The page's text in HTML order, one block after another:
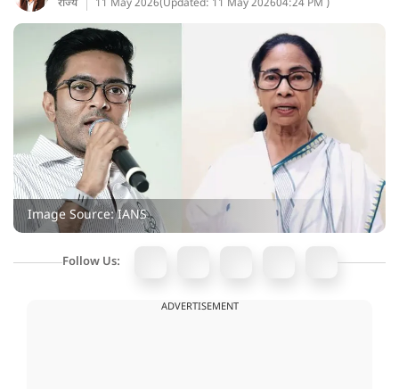
राज्य 11 May 2026(Updated: 11 May 202604:24 PM )
Image Source: IANS
Follow Us:
ADVERTISEMENT